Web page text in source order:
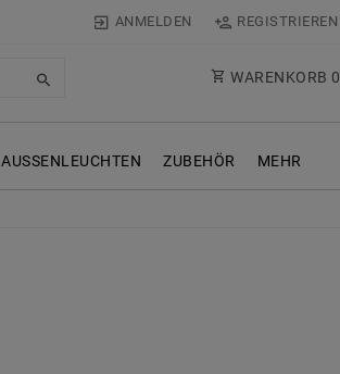
ANMELDEN REGISTRIEREN
WARENKORB 0
AUSSENLEUCHTEN ZUBEHÖR MEHR